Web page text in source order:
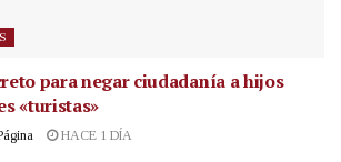
para negar ciudadanía a hijos
«turistas»
HACE 1 DÍA